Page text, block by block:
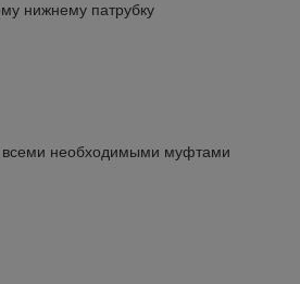
нижнему патрубку
всеми необходимыми муфтами